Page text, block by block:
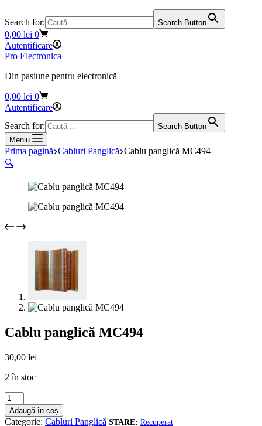
Search for: Search Button
Coș
de
cumpărături
0,00 lei 0
Autentificare
Pro Electronica
Din pasiune pentru electronică
Coș
de
0,00 lei 0
Autentificare
Search for:
Search Button
Meniu
Prima pagină Cabluri Panglică Cablu panglică MC494
🔍
Cablu panglică MC494
30,00 lei
2 în stoc
Cantitate
Cablu
panglică
Adaugă în coș
Categorie: Cabluri Panglică Recuperat